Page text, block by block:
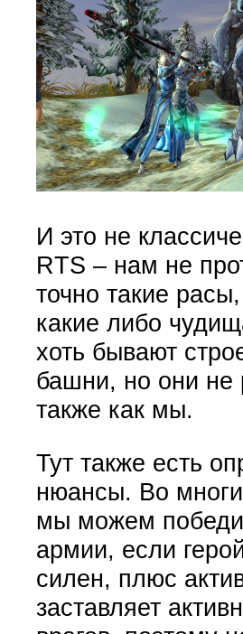
И это не
RTS – нам не
точно такие
какие либо
хоть бывают
башни, но они не
также как мы.
Тут также есть
нюансы. Во
мы можем
армии, если
силен, плюс
заставляет